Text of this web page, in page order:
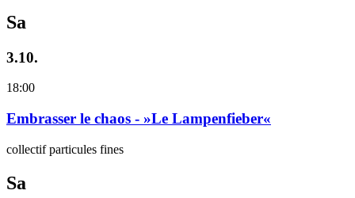
Sa
3.10.
18:00
Embrasser le chaos - »Le Lampenfieber«
collectif particules fines
Sa